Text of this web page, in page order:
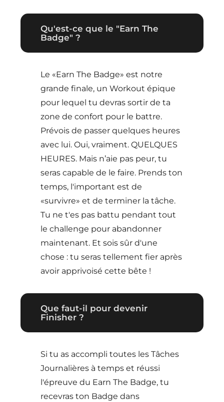
Qu'est-ce que le "Earn The
Badge" ?
Le «Earn The Badge» est notre
grande finale, un Workout épique
pour lequel tu devras sortir de ta
zone de confort pour le battre.
Prévois de passer quelques heures
avec lui. Oui, vraiment. QUELQUES
HEURES. Mais n’aie pas peur, tu
seras capable de le faire. Prends ton
temps, l'important est de
«survivre» et de terminer la tâche.
Tu ne t'es pas battu pendant tout
le challenge pour abandonner
maintenant. Et sois sûr d'une
chose : tu seras tellement fier après
avoir apprivoisé cette bête !
Que faut-il pour devenir
Finisher ?
Si tu as accompli toutes les Tâches
Journalières à temps et réussi
l'épreuve du Earn The Badge, tu
recevras ton Badge dans